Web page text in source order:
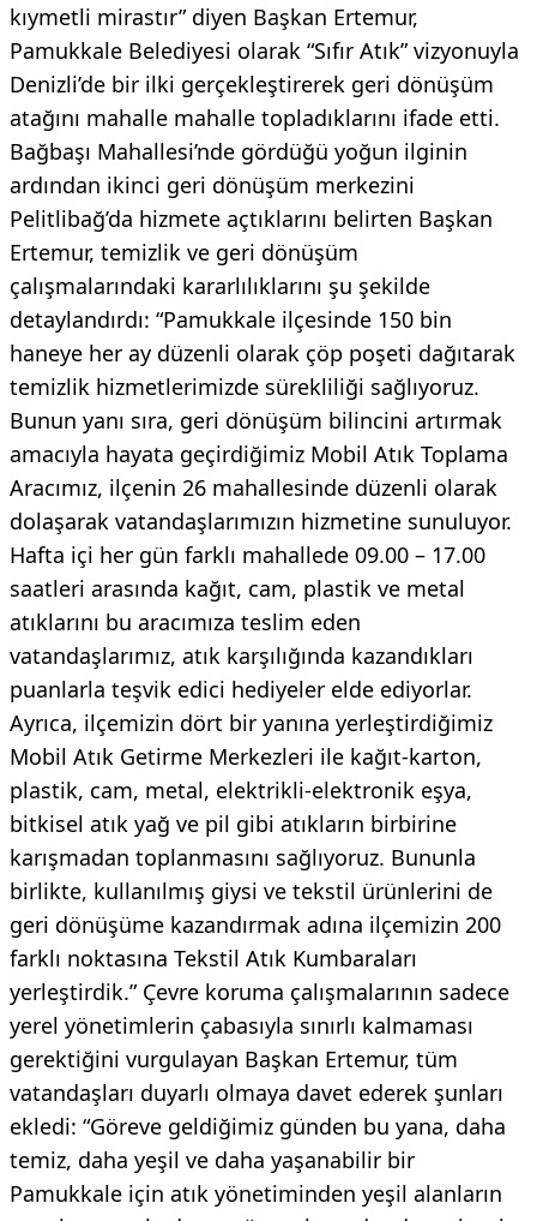
kıymetli mirastır” diyen Başkan Ertemur,
Pamukkale Belediyesi olarak “Sıfır Atık” vizyonuyla
Denizli’de bir ilki gerçekleştirerek geri dönüşüm
atağını mahalle mahalle topladıklarını ifade etti.
Bağbaşı Mahallesi’nde gördüğü yoğun ilginin
ardından ikinci geri dönüşüm merkezini
Pelitlibağ’da hizmete açtıklarını belirten Başkan
Ertemur, temizlik ve geri dönüşüm
çalışmalarındaki kararlılıklarını şu şekilde
detaylandırdı: “Pamukkale ilçesinde 150 bin
haneye her ay düzenli olarak çöp poşeti dağıtarak
temizlik hizmetlerimizde sürekliliği sağlıyoruz.
Bunun yanı sıra, geri dönüşüm bilincini artırmak
amacıyla hayata geçirdiğimiz Mobil Atık Toplama
Aracımız, ilçenin 26 mahallesinde düzenli olarak
dolaşarak vatandaşlarımızın hizmetine sunuluyor.
Hafta içi her gün farklı mahallede 09.00 – 17.00
saatleri arasında kağıt, cam, plastik ve metal
atıklarını bu aracımıza teslim eden
vatandaşlarımız, atık karşılığında kazandıkları
puanlarla teşvik edici hediyeler elde ediyorlar.
Ayrıca, ilçemizin dört bir yanına yerleştirdiğimiz
Mobil Atık Getirme Merkezleri ile kağıt-karton,
plastik, cam, metal, elektrikli-elektronik eşya,
bitkisel atık yağ ve pil gibi atıkların birbirine
karışmadan toplanmasını sağlıyoruz. Bununla
birlikte, kullanılmış giysi ve tekstil ürünlerini de
geri dönüşüme kazandırmak adına ilçemizin 200
farklı noktasına Tekstil Atık Kumbaraları
yerleştirdik.” Çevre koruma çalışmalarının sadece
yerel yönetimlerin çabasıyla sınırlı kalmaması
gerektiğini vurgulayan Başkan Ertemur, tüm
vatandaşları duyarlı olmaya davet ederek şunları
ekledi: “Göreve geldiğimiz günden bu yana, daha
temiz, daha yeşil ve daha yaşanabilir bir
Pamukkale için atık yönetiminden yeşil alanların